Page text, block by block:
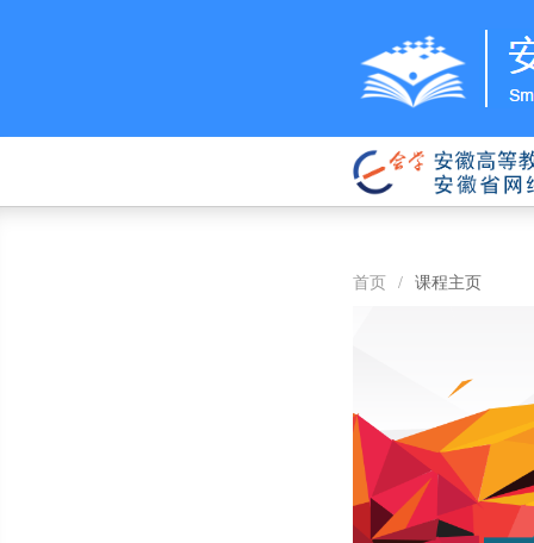
首页 / 课程主页